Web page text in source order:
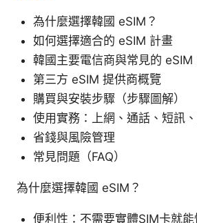
為什麼選擇韓國 eSIM？
如何選擇適合的 eSIM 計畫
韓國主要電信商與常見的 eSIM
第三方 eSIM 提供商概覽
購買與安裝步驟（步驟圖解）
使用實務：上網、通話、短訊
省錢與風險管理
常見問題（FAQ）
為什麼選擇韓國 eSIM？
便利性：不需要實體SIM卡就